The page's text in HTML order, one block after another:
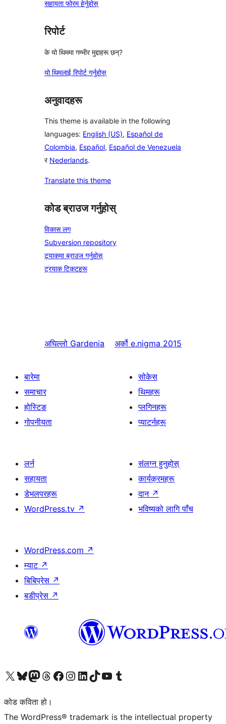
सहायता फोरम हेर्नुहोस्
रिपोर्ट
के यो थिममा गम्भीर मुद्दाहरू छन्?
यो थिमलाई रिपोर्ट गर्नुहोस्
अनुवादहरू
This theme is available in the following
languages: English (US), Español de
Colombia, Español, Español de Venezuela
र Nederlands.
Translate this theme
कोड ब्राउज गर्नुहोस्
विकास लग
Subversion repository
ट्र्याकमा ब्राउज गर्नुहोस्
ट्रयाक टिकटहरू
अघिल्लो Gardenia अर्को e.nigma 2015
बारेमा
समाचार
होस्टिङ
गोपनीयता
सोकेस
थिमहरू
प्लगिनहरू
प्याटर्नहरू
लर्न
सहायता
डेभलपरहरू
WordPress.tv ↗
संलग्न हुनुहोस्
कार्यक्रमहरू
दान ↗
भविष्यको लागि पाँच
WordPress.com ↗
म्याट ↗
बिबिप्रेस ↗
बडीप्रेस ↗
हाम्रो X (पहिले ट्विटर) खातामा जानुहोस्
हाम्रो Bluesky खाता भ्रमण गर्नुहोस्
हाम्रो म्यास्टोडन खाता भ्रमण गर्नुहोस्
हाम्रो थ्रेड्स खातामा जानुहोस्
हाम्रो फेसबुक पेजमा जानुहोस्
हाम्रो इन्स्टाग्राम खातामा जानुहोस्
हाम्रो लिङ्क्डइन खातामा जानुहोस्
हाम्रो TikTok खाता भ्रमण गर्नुहोस्
हाम्रो युट्युब च्यानलमा जानुहोस्
हाम्रो टम्बलर खाता भ्रमण गर्नुहोस्
कोड कविता हो।
The WordPress® trademark is the intellectual property